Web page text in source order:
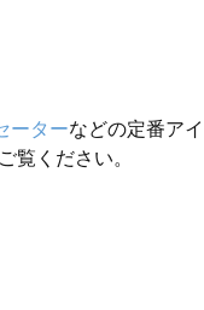
ーターなどの定番ア
覧ください。